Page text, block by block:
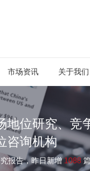
市场资讯 关于我们
位研究、竞
咨询机构
报告，昨日新增1088